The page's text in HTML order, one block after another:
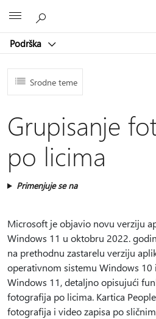
Podrška
Srodne teme
Grupisanje
po licima
Primenjuje se na
Microsoft je objavio novu verziju
Windows 11 u oktobru 2022.
na prethodnu zastarelu verziju
operativnom sistemu Windows 10
Windows 11, detaljno opisujući
fotografija po licima. Kartica
fotografija i video zapisa po